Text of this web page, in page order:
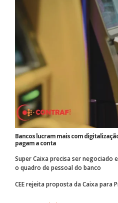
Bancos lucram mais com
pagam a conta
Super Caixa precisa ser
o quadro de pessoal do banco
CEE rejeita proposta da Caixa para